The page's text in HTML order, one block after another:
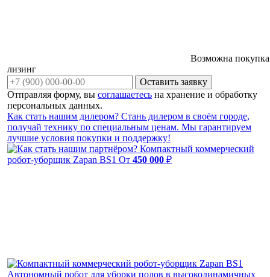
Возможна
лизинг
Оставить заявку
Отправляя форму, вы соглашаетесь на хранение и обработку
персональных данных.
Как стать нашим дилером? Стань дилером в своём городе,
получай технику по специальным ценам. Мы гарантируем
лучшие условия покупки и поддержку!
Компактный коммерческий
робот-уборщик Zapan BS1 От 450 000 ₽
Автономный робот для уборки полов в высокодинамичных